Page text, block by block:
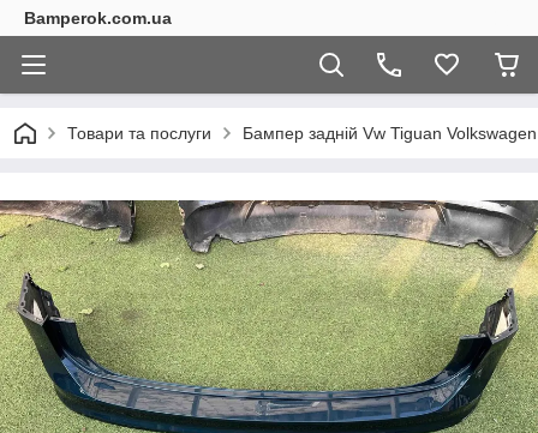
Bamperok.com.ua
Товари та послуги Бампер задній Vw Tiguan